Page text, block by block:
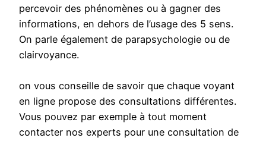
percevoir des phénomènes ou à gagner des
informations, en dehors de l’usage des 5 sens.
On parle également de parapsychologie ou de
clairvoyance.
on vous conseille de savoir que chaque voyant
en ligne propose des consultations différentes.
Vous pouvez par exemple à tout moment
contacter nos experts pour une consultation de